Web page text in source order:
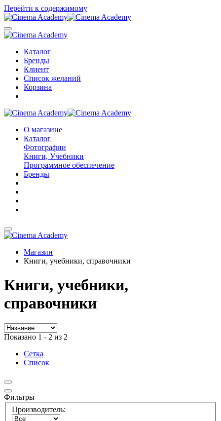
Перейти к содержимому
Каталог
Бренды
Клиент
Список желаний
Корзина
О магазине
Каталог
Фотографии
Книги, Учебники
Программное обеспечение
Бренды
Магазин
Книги, учебники, справочники
Книги, учебники,
справочники
Показано 1 - 2 из 2
Сетка
Список
Фильтры
Производитель: